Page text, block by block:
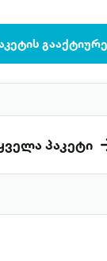
პაკეტი